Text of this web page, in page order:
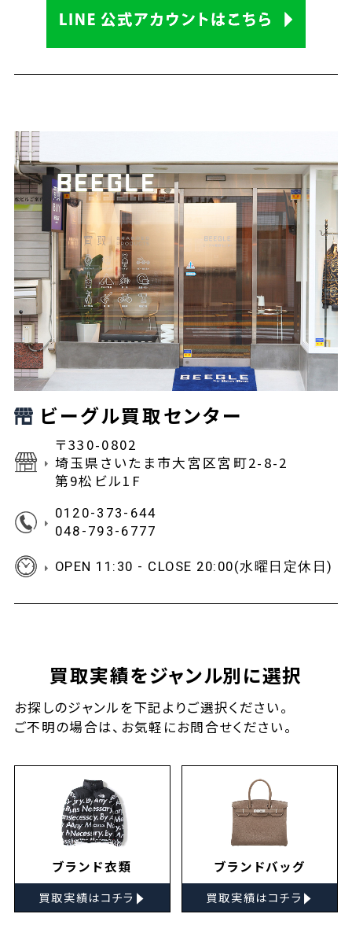
ビーグル買取センター
〒330-0802
埼玉県さいたま市大宮区宮町2-8-2
第9松ビル1F
0120-373-644
048-793-6777
OPEN 11:30 - CLOSE 20:00(水曜日定休日)
買取実績をジャンル別に選択
お探しのジャンルを下記よりご選択ください。
ご不明の場合は、お気軽にお問合せください。
ブランド衣類
買取実績はコチラ ▸
ブランドバッグ
買取実績はコチラ ▸